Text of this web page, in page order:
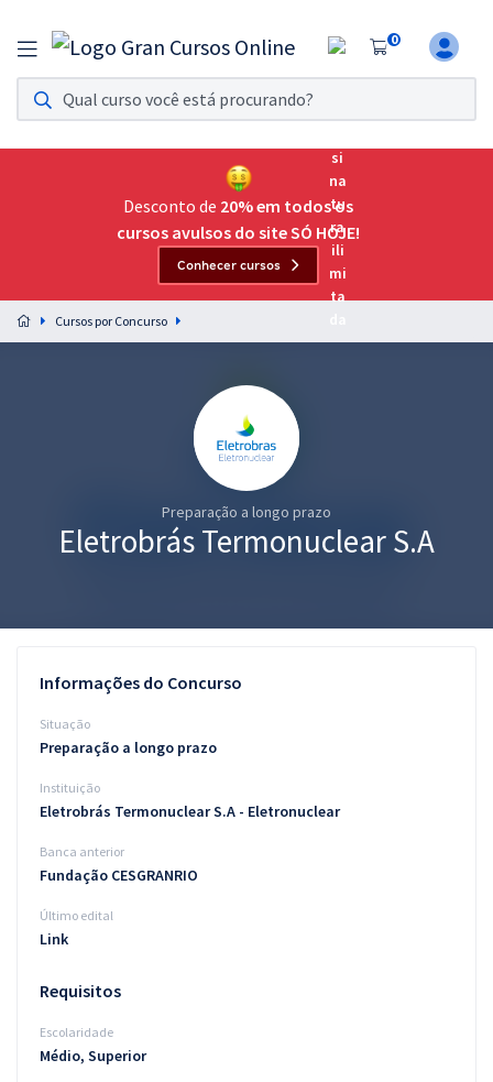
0
Assinatura Ilimitada 11
Acesso a todos os cursos. Teste grátis por 7 dias!
Assinatura OAB Até Passar
Acesso ilimitado a toda preparação para o Exame da
Preparação completa e intensiva para as principais
residências em saúde do Brasil
Graduação
Questões grátis
Blog
Aprovados
Atendimento
Desconto de 20% em todos os
cursos avulsos do site SÓ HOJE!
Conhecer cursos
Cursos por Concurso
Preparação a longo prazo
Eletrobrás Termonuclear S.A
Informações do Concurso
Situação
Preparação a longo prazo
Instituição
Eletrobrás Termonuclear S.A - Eletronuclear
Banca anterior
Fundação CESGRANRIO
Último edital
Link
Requisitos
Escolaridade
Médio, Superior